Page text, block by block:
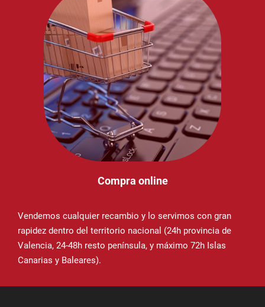
Compra online
Vendemos cualquier recambio y lo servimos con gran
rapidez dentro del territorio nacional (24h provincia de
Valencia, 24-48h resto península, y máximo 72h Islas
Canarias y Baleares).